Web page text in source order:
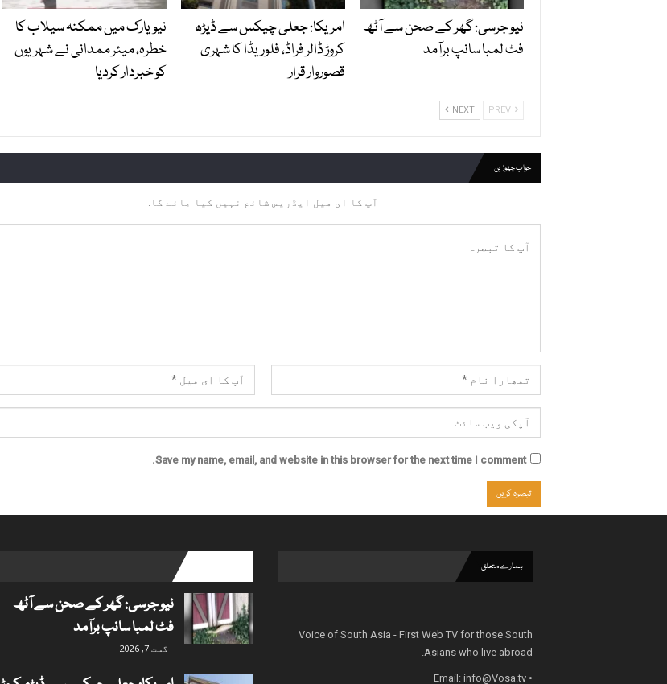
نیو جرسی: گھر کے صحن سے آٹھ
فٹ لمبا سانپ برآمد
امریکا: جعلی چیکس سے ڈیڑھ
کروڑ ڈالر فراڈ، فلوریڈا کا شہری
قصوروار قرار
نیویارک میں ممکنہ سیلاب کا
خطرہ، میئر ممدانی نے شہریوں
کو خبردار کردیا
NEXT
جواب چھوڑیں
آپ کا ای میل ایڈریس شائع نہیں کیا جائے گا.
Save my name, email, and website in this browser for the next time I comment.
ہمارے متعلق
Voice of South Asia - First Web TV for those South
Asians who live abroad.
• Email:
info@Vosa.tv
نیو جرسی: گھر کے صحن سے آٹھ
فٹ لمبا سانپ برآمد
اگست 7, 2026